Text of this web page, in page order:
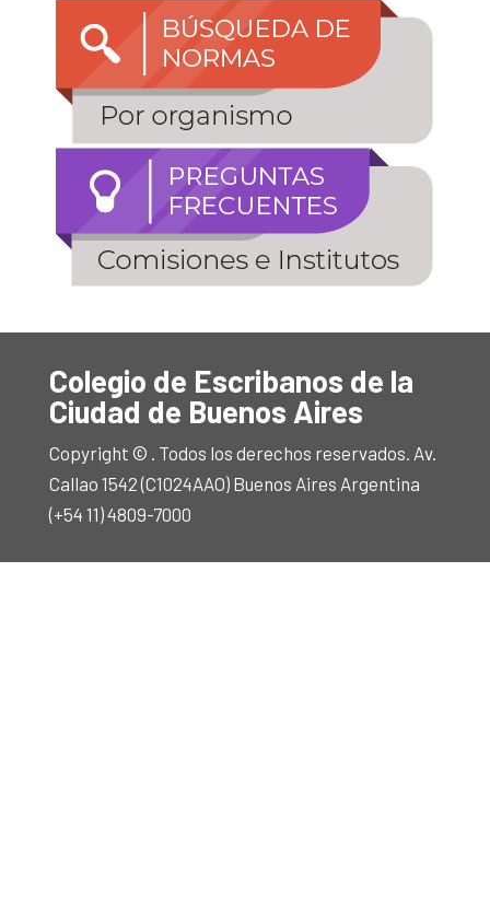
Colegio de Escribanos de la
Ciudad de Buenos Aires
Copyright © . Todos los derechos reservados. Av.
Callao 1542 (C1024AAO) Buenos Aires Argentina
(+54 11) 4809-7000